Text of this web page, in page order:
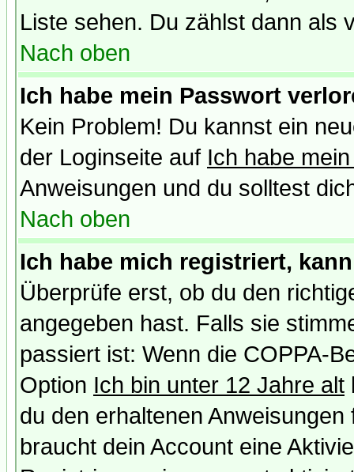
Liste sehen. Du zählst dann als
Nach oben
Ich habe mein Passwort
Kein Problem! Du kannst ein
der Loginseite auf Ich habe
Anweisungen und du solltest
Nach oben
Ich habe mich registriert,
Überprüfe erst, ob du den
angegeben hast. Falls sie
passiert ist: Wenn die COPPA-
Option Ich bin unter 12 Jahre alt
du den erhaltenen
braucht dein Account eine